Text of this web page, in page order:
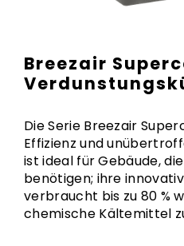
Breezair
Die Serie Breezair
Effizienz und
ist ideal für Gebäude,
benötigen; ihre
verbraucht bis zu 80 %
chemische Kältemittel